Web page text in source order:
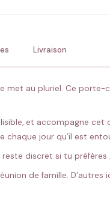
Livraison
met au pluriel. Ce
et accompagne
chaque jour qu’il est
discret si tu
de famille. D’autres